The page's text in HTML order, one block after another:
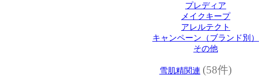
プレディア
メイクキープ
アレルテクト
キャンペーン（ブランド別）
その他
雪肌精関連 (58件)